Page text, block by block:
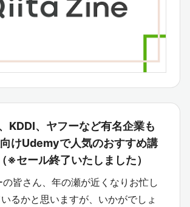
KDDI、ヤフーなど有名企業も
けUdemyで人気のおすすめ講
※セール終了いたしました）
皆さん、年の瀬が近くなりお忙し
るかと思いますが、いかがでしょ